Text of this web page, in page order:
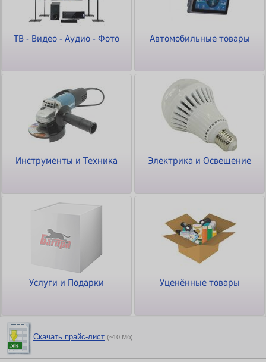
ТВ - Видео - Аудио - Фото Автомобильные товары
Инструменты и Техника Электрика и Освещение
Услуги и Подарки Уценённые товары
Скачать прайс-лист (~10 Мб)